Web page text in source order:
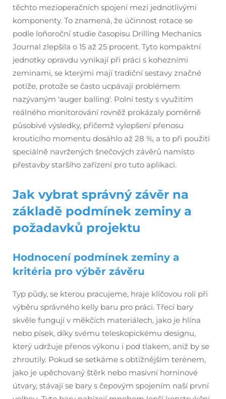
těchto mezioperačních spojení mezi jednotlivými
komponenty. To znamená, že účinnost rotace se
podle loňoroční studie časopisu Drilling Mechanics
Journal zlepšila o 15 až 25 procent. Tyto kompaktní
jednotky opravdu vynikají při práci s kohezními
zeminami, se kterými mají tradiční sestavy značné
potíže, protože se často ucpávají problémem
nazývaným 'auger balling'. Polní testy s využitím
reálného monitorování rovněž prokázaly poměrně
působivé výsledky, přičemž vylepšení přenosu
krouticího momentu dosáhlo až 28 %, a to při použití
speciálně navržených šnečových závěrů namísto
přestavby staršího zařízení pro tuto aplikaci.
Jak vybrat správný závěr na
základě podmínek zeminy a
požadavků projektu
Hodnocení podmínek zeminy a
kritéria pro výběr závěru
Typ půdy, se kterou pracujeme, hraje klíčovou roli při
výběru správného kelly baru pro práci. Třecí bary
skvěle fungují v měkčích materiálech, jako je hlína
nebo písek, díky svému teleskopickému designu,
který udržuje přenos výkonu i pod tlakem, aniž by se
zhroutily. Pokud se setkáme s obtížnějším terénem,
jako je upěchovaný štěrk nebo masivní horninové
útvary, stávají se bary s čepovým spojením naší první